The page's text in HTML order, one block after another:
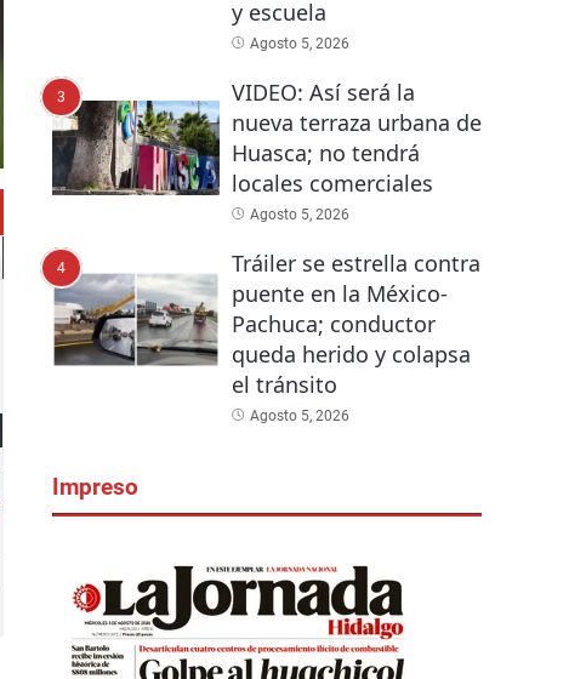
y escuela
Agosto 5, 2026
3
VIDEO: Así será la
nueva terraza urbana de
Huasca; no tendrá
locales comerciales
Agosto 5, 2026
4
Tráiler se estrella contra
puente en la México-
Pachuca; conductor
queda herido y colapsa
el tránsito
Agosto 5, 2026
Impreso